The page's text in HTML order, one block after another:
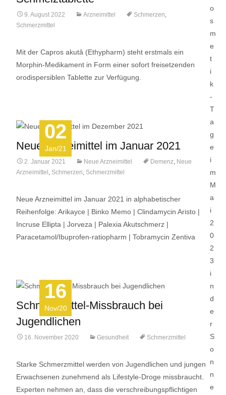
9. August 2022 Arzneimittel Schmerzen,
Schmerzmittel
Mit der Capros akutâ (Ethypharm) steht erstmals ein
Morphin-Medikament in Form einer sofort freisetzenden
orodispersiblen Tablette zur Verfügung.
02
Jan/21
Neue Arzneimittel im Januar 2021
2. Januar 2021 Neue Arzneimittel Demenz, Neue
Arzneimittel , Schmerzen, Schmerzmittel
Neue Arzneimittel im Januar 2021 in alphabetischer
Reihenfolge: Arikayce | Binko Memo | Clindamycin Aristo |
Incruse Ellipta | Jorveza | Palexia Akutschmerz |
Paracetamol/Ibuprofen-ratiopharm | Tobramycin Zentiva
16
Nov/20
Schmerzmittel-Missbrauch bei
Jugendlichen
16. November 2020 Gesundheit Schmerzmittel
Starke Schmerzmittel werden von Jugendlichen und jungen
Erwachsenen zunehmend als Lifestyle-Droge missbraucht.
Experten nehmen an, dass die verschreibungspflichtigen